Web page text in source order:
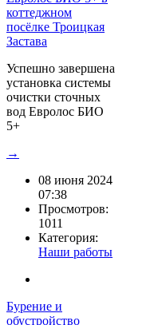
Успешно завершена
установка системы
очистки сточных
вод Евролос БИО
5+
→
08 июня 2024
07:38
Просмотров:
1011
Категория:
Наши работы
Бурение и
обустройство